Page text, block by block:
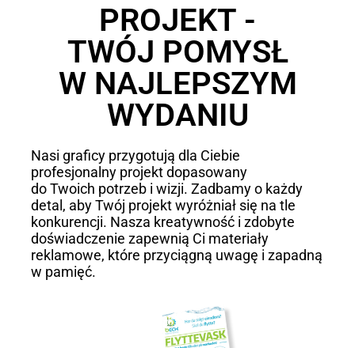
PROJEKT -
TWÓJ POMYSŁ
W NAJLEPSZYM
WYDANIU
Nasi graficy przygotują dla Ciebie
profesjonalny projekt dopasowany
do Twoich potrzeb i wizji. Zadbamy o każdy
detal, aby Twój projekt wyróżniał się na tle
konkurencji. Nasza kreatywność i zdobyte
doświadczenie zapewnią Ci materiały
reklamowe, które przyciągną uwagę i zapadną
w pamięć.